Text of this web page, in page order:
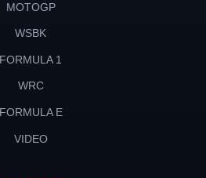
MOTOGP
WSBK
FORMULA 1
WRC
FORMULA E
VIDEO